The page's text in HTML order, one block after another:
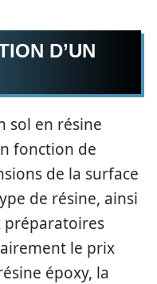
D’UN
sol en résine
fonction de
de la surface
de résine, ainsi
préparatoires
le prix
époxy, la